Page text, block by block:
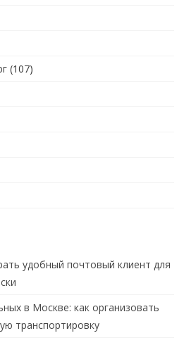
(107)
удобный почтовый клиент для
в Москве: как организовать
транспортировку